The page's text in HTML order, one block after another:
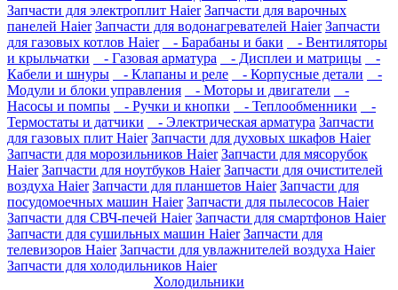
Запчасти для электроплит Haier Запчасти для варочных
панелей Haier Запчасти для водонагревателей Haier Запчасти
для газовых котлов Haier
- Барабаны и баки
- Вентиляторы
и крыльчатки
- Газовая арматура - Дисплеи и матрицы
-
Кабели и шнуры
- Клапаны и реле - Корпусные детали
-
Модули и блоки управления
- Моторы и двигатели
-
Насосы и помпы
- Ручки и кнопки - Теплообменники
-
Термостаты и датчики
- Электрическая арматура Запчасти
для газовых плит Haier Запчасти для духовых шкафов Haier
Запчасти для морозильников Haier Запчасти для мясорубок
Haier Запчасти для ноутбуков Haier Запчасти для очистителей
воздуха Haier Запчасти для планшетов Haier Запчасти для
посудомоечных машин Haier Запчасти для пылесосов Haier
Запчасти для СВЧ-печей Haier Запчасти для смартфонов Haier
Запчасти для сушильных машин Haier Запчасти для
телевизоров Haier Запчасти для увлажнителей воздуха Haier
Запчасти для холодильников Haier
Холодильники